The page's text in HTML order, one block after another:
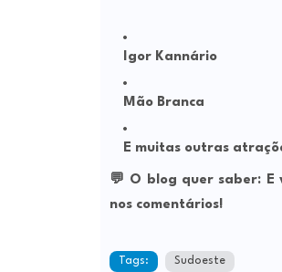
Igor Kannário
Mão Branca
E muitas outras
💬 O blog quer saber: E
nos comentários!
Tags: Sudoeste